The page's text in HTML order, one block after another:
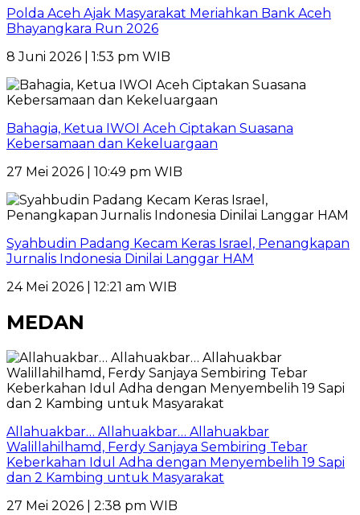
Polda Aceh Ajak Masyarakat Meriahkan Bank Aceh
Bhayangkara Run 2026
8 Juni 2026 | 1:53 pm WIB
Bahagia, Ketua IWOI Aceh Ciptakan Suasana
Kebersamaan dan Kekeluargaan
27 Mei 2026 | 10:49 pm WIB
Syahbudin Padang Kecam Keras Israel, Penangkapan
Jurnalis Indonesia Dinilai Langgar HAM
24 Mei 2026 | 12:21 am WIB
MEDAN
Allahuakbar… Allahuakbar… Allahuakbar
Walillahilhamd, Ferdy Sanjaya Sembiring Tebar
Keberkahan Idul Adha dengan Menyembelih 19 Sapi
dan 2 Kambing untuk Masyarakat
27 Mei 2026 | 2:38 pm WIB